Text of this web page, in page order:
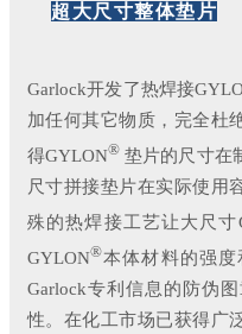
超大尺寸整体垫片
Garlock开发了热焊接
加任何其它物质，完全杜
得GYLON® 垫片的尺寸在
尺寸拼接垫片在实际使用
殊的热焊接工艺让大尺寸
GYLON®本体材料的强
Garlock专利信息的防伪
性。在化工市场已获得广